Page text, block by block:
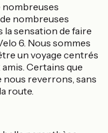
nombreuses
nombreuses
la sensation de faire
6. Nous sommes
un voyage centrés
Certains que
nous reverrons, sans
route.